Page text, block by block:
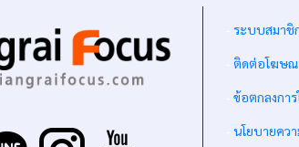
ระบบสมาชิ
ติดต่อโฆษณ
ข้อตกลงกา
นโยบายคว